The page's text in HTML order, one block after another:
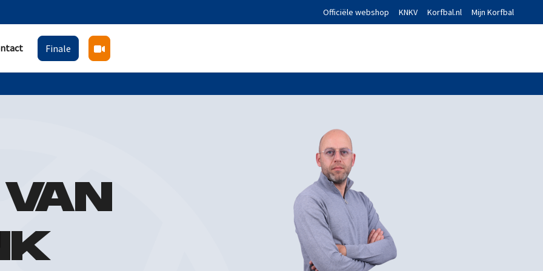
Officiële webshop KNKV Korfbal.nl Mijn Korfbal
Finale